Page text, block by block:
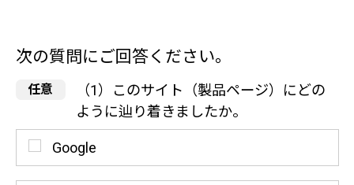
次の質問にご回答ください。
（1）このサイト（製品ページ）にどの
ように辿り着きましたか。
Google